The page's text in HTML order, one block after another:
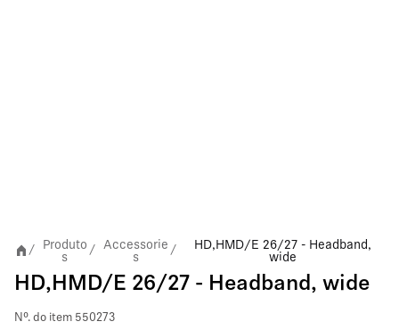
/
Produto
s
/
Accessorie
s
/
HD,HMD/E 26/27 - Headband,
wide
HD,HMD/E 26/27 - Headband, wide
Nº. do item 550273